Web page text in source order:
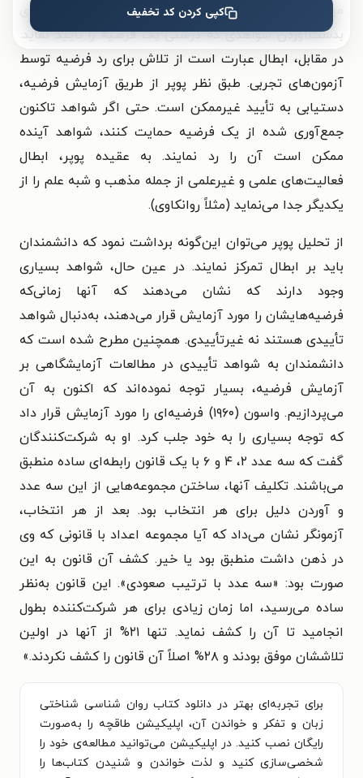
مهمی وجود دارد. تأیید عبارت است از تلاش برای
بدست‌آوردن شواهدی که درستی یک فرضیه را تأیید نماید.
در مقابل، ابطال عبارت است از تلاش برای رد فرضیه توسط
آزمون‌های تجربی. طبق نظر پوپر از طریق آزمایش فرضیه،
دستیابی به تأیید غیرممکن است. حتی اگر شواهد تاکنون
جمع‌آوری شده از یک فرضیه حمایت کنند، شواهد آینده
ممکن است آن را رد نمایند. به عقیده پوپر، ابطال
فعالیت‌های علمی و غیرعلمی از جمله مذهب و شبه علم را از
یکدیگر جدا می‌نماید (مثلاً روانکاوی).
از تحلیل پوپر می‌توان این‌گونه برداشت نمود که دانشمندان
باید بر ابطال تمرکز نمایند. در عین حال، شواهد بسیاری
وجود دارند که نشان می‌دهند که آنها زمانی‌که
فرضیه‌هایشان را مورد آزمایش قرار می‌دهند، به‌دنبال شواهد
تأییدی هستند نه غیرتأییدی. همچنین مطرح شده است که
دانشمندان به شواهد تأییدی در مطالعات آزمایشگاهی بر
آزمایش فرضیه، بسیار توجه نموده‌اند که اکنون به آن
می‌پردازیم. واسون (۱۹۶۰) فرضیه‌ای را مورد آزمایش قرار داد
که توجه بسیاری را به خود جلب کرد. او به شرکت‌کنندگان
گفت که سه عدد ۲، ۴ و ۶ با یک قانون رابطه‌ای ساده منطبق
می‌باشند. تکلیف آنها، ساختن مجموعه‌هایی از این سه عدد
و آوردن دلیل برای هر انتخاب بود. بعد از هر انتخاب،
آزمونگر نشان می‌داد که آیا مجموعه اعداد با قانونی که وی
در ذهن داشت منطبق بود یا خیر. کشف آن قانون به این
صورت بود: «سه عدد با ترتیب صعودی». این قانون به‌نظر
ساده می‌رسید، اما زمان زیادی برای هر شرکت‌کننده بطول
انجامید تا آن را کشف نماید. تنها ۲۱% از آنها در اولین
تلاششان موفق بودند و ۲۸% اصلاً آن قانون را کشف نکردند.
»
برای تجربه‌ای بهتر در دانلود کتاب روان‌ شناسی شناختی
زبان و تفکر و خواندن آن، اپلیکیشن طاقچه را به‌صورت
رایگان نصب کنید. در اپلیکیشن می‌توانید مطالعه‌ی خود را
شخصی‌سازی کنید و لذت خواندن و شنیدن کتاب‌ها را
کپی کردن کد تخفیف